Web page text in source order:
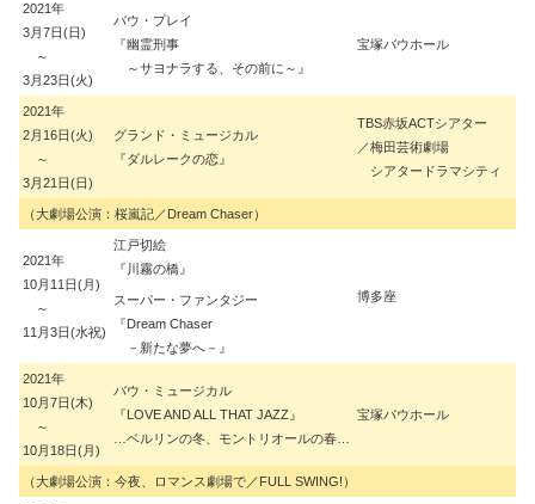
2021年
3月7日(日)
～
3月23日(火)
バウ・プレイ
『幽霊刑事
～サヨナラする、その前に～』
宝塚バウホール
2021年
2月16日(火)
～
3月21日(日)
グランド・ミュージカル
『ダルレークの恋』
TBS赤坂ACTシアター
／梅田芸術劇場
シアタードラマシティ
（大劇場公演：桜嵐記／Dream Chaser）
2021年
10月11日(月)
～
11月3日(水祝)
江戸切絵
『川霧の橋』
博多座
スーパー・ファンタジー
『Dream Chaser
－新たな夢へ－』
2021年
10月7日(木)
～
10月18日(月)
バウ・ミュージカル
『LOVE AND ALL THAT JAZZ』
…ベルリンの冬、モントリオールの春…
宝塚バウホール
（大劇場公演：今夜、ロマンス劇場で／FULL SWING!）